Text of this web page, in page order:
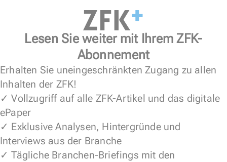
Lesen Sie weiter mit Ihrem ZFK-
Abonnement
Erhalten Sie uneingeschränkten Zugang zu allen
Inhalten der ZFK!
✓ Vollzugriff auf alle ZFK-Artikel und das digitale
ePaper
✓ Exklusive Analysen, Hintergründe und
Interviews aus der Branche
✓ Tägliche Branchen-Briefings mit den